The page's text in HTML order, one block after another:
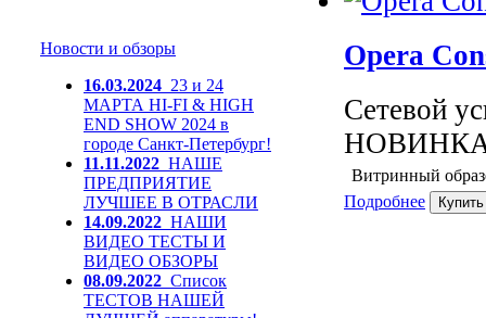
Новости и обзоры
16.03.2024 23 и 24
МАРТА HI-FI & HIGH
END SHOW 2024 в
городе Санкт-Петербург!
11.11.2022 НАШЕ
ПРЕДПРИЯТИЕ
ЛУЧШЕЕ В ОТРАСЛИ
14.09.2022 НАШИ
ВИДЕО ТЕСТЫ И
ВИДЕО ОБЗОРЫ
08.09.2022 Список
ТЕСТОВ НАШЕЙ
Opera
Сетевой
Витринный
Подробнее